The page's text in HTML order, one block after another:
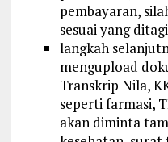
pembayaran,
sesuai yang
langkah
mengupload
Transkrip Nila,
seperti farmasi,
akan diminta